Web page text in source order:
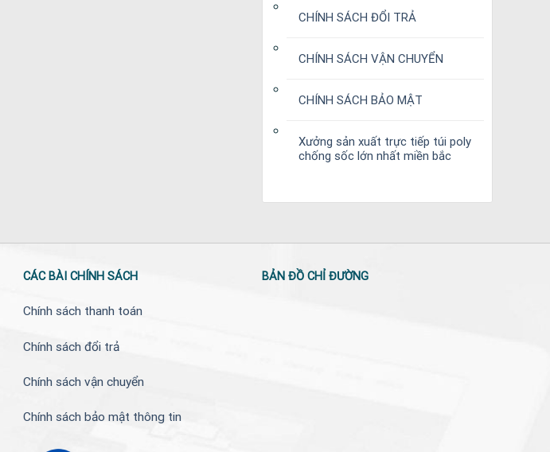
CHÍNH SÁCH ĐỔI TRẢ
CHÍNH SÁCH VẬN CHUYỂN
CHÍNH SÁCH BẢO MẬT
Xưởng sản xuất trực tiếp túi poly
chống sốc lớn nhất miền bắc
CÁC BÀI CHÍNH SÁCH
Chính sách thanh toán
Chính sách đổi trả
Chính sách vận chuyển
Chính sách bảo mật thông tin
BẢN ĐỒ CHỈ ĐƯỜNG